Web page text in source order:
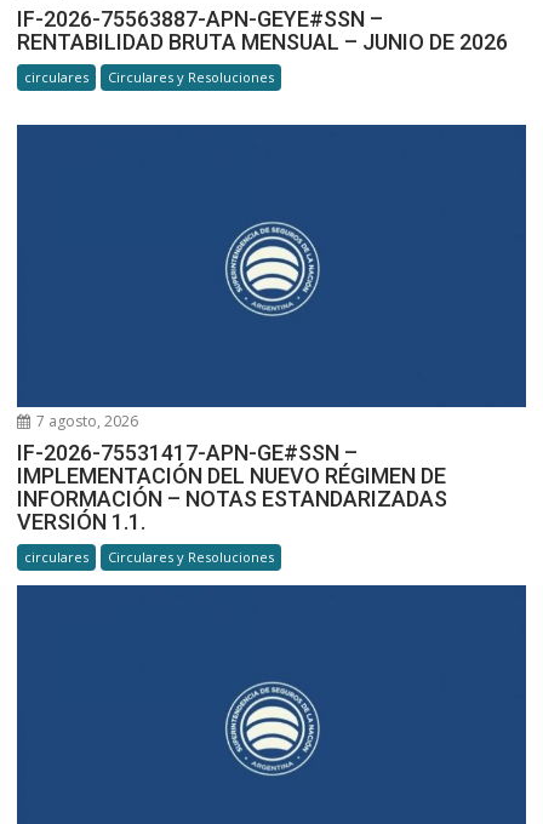
IF-2026-75563887-APN-GEYE#SSN –
RENTABILIDAD BRUTA MENSUAL – JUNIO DE 2026
circulares Circulares y Resoluciones
7 agosto, 2026
IF-2026-75531417-APN-GE#SSN –
IMPLEMENTACIÓN DEL NUEVO RÉGIMEN DE
INFORMACIÓN – NOTAS ESTANDARIZADAS
VERSIÓN 1.1.
circulares Circulares y Resoluciones